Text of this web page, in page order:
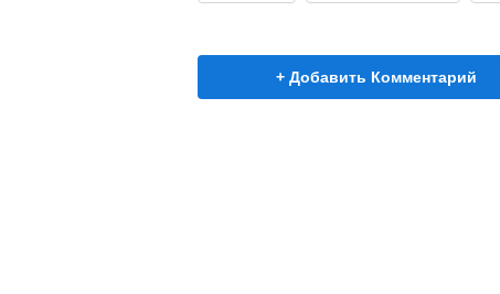
+ Добавить Комментарий